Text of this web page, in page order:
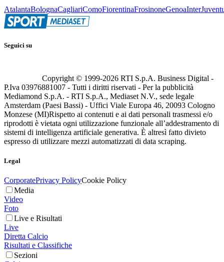
AtalantaBolognaCagliariComoFiorentinaFrosinoneGenoaInter
Seguici su
Copyright © 1999-2026 RTI S.p.A. Business Digital -
P.Iva 03976881007 - Tutti i diritti riservati - Per la pubblicità
Mediamond S.p.A. - RTI S.p.A., Mediaset N.V., sede legale
Amsterdam (Paesi Bassi) - Uffici Viale Europa 46, 20093 Cologno
Monzese (MI)Rispetto ai contenuti e ai dati personali trasmessi e/o
riprodotti è vietata ogni utilizzazione funzionale all’addestramento di
sistemi di intelligenza artificiale generativa. È altresì fatto divieto
espresso di utilizzare mezzi automatizzati di data scraping.
Legal
CorporatePrivacy PolicyCookie Policy
Media
Video
Foto
Live e Risultati
Live
Diretta Calcio
Risultati e Classifiche
Sezioni